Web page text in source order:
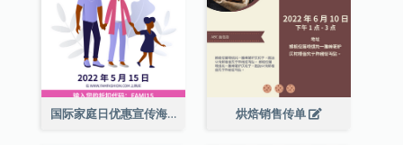
国际家庭日优惠宣传海报 烘焙销售传单